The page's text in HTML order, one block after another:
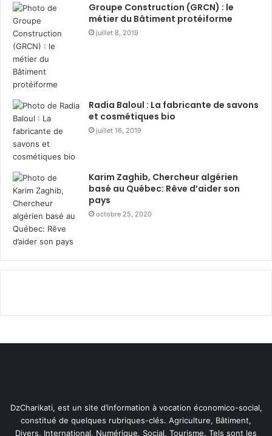
Groupe Construction (GRCN) : le
métier du Bâtiment protéiforme
juillet 8, 2019
Radia Baloul : La fabricante de savons
et cosmétiques bio
juillet 16, 2019
Karim Zaghib, Chercheur algérien
basé au Québec: Rêve d’aider son
pays
octobre 25, 2020
DzCharikati, est un site d’information à vocation économico-social,
constitué de quelques rubriques-clés. Agriculture, Bâtiment,
Divers, International, Numérique, Social, Tourisme. Tels sont les